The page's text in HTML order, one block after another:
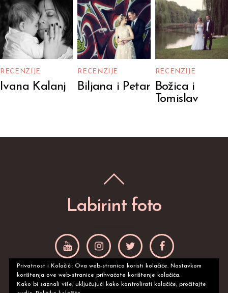
RECENZIJE
Ivana Kalanj
RECENZIJE
Biljana i Petar
RECENZIJE
Božica i
Tomislav
Labirint foto
©Labirint foto2026
Privatnost i Kolačići: Ova web-stranica koristi kolačiće. Nastavkom
korištenja ove web-stranice prihvaćate korištenje kolačića.
Kako bi saznali više, uključujući kako kontrolirati kolačiće, pročitajte